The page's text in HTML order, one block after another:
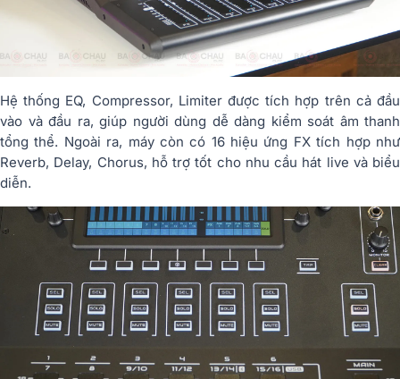
Hệ thống EQ, Compressor, Limiter được tích hợp trên cả đầu
vào và đầu ra, giúp người dùng dễ dàng kiểm soát âm thanh
tổng thể. Ngoài ra, máy còn có 16 hiệu ứng FX tích hợp như
Reverb, Delay, Chorus, hỗ trợ tốt cho nhu cầu hát live và biểu
diễn.